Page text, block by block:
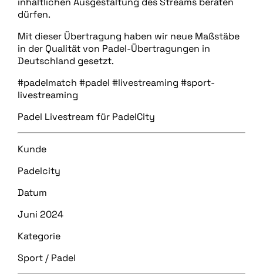
dürfen.
Mit dieser Übertragung haben wir neue Maßstäbe
in der Qualität von Padel-Übertragungen in
Deutschland gesetzt.
#padelmatch #padel #livestreaming #sport-
livestreaming
Padel Livestream für PadelCity
Kunde
Padelcity
Datum
Juni 2024
Kategorie
Sport / Padel